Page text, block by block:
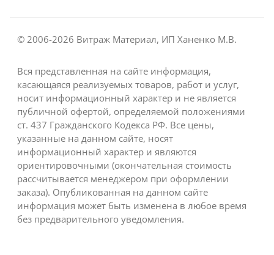
© 2006-2026 Витраж Материал, ИП Ханенко М.В.
Вся представленная на сайте информация,
касающаяся реализуемых товаров, работ и услуг,
носит информационный характер и не является
публичной офертой, определяемой положениями
ст. 437 Гражданского Кодекса РФ. Все цены,
указанные на данном сайте, носят
информационный характер и являются
ориентировочными (окончательная стоимость
рассчитывается менеджером при оформлении
заказа). Опубликованная на данном сайте
информация может быть изменена в любое время
без предварительного уведомления.